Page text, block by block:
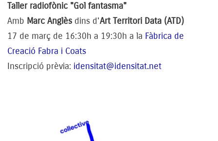
Taller radiofònic "Gol fantasma"
Amb Marc Anglès dins d'Art Territori Data (ATD)
17 de març de 16:30h a 19:30h a la Fàbrica de
Creació Fabra i Coats
Inscripció prèvia: idensitat@idensitat.net